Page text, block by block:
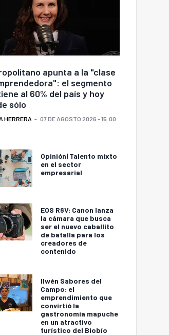
apunta a la "clase
el segmento
al 60% del país y hoy
sólo
HERRERA 07 DE AGOSTO 2026 - 15:00
Opinión| Talento mixto
en el sector
empresarial
EOS R6V: Canon lanza
la cámara que busca
ser el nuevo caballito
de batalla para los
creadores de
contenido
Ilwén Sabores del
Campo: el
emprendimiento que
convirtió la
gastronomía mapuche
en un atractivo
turístico del Biobío